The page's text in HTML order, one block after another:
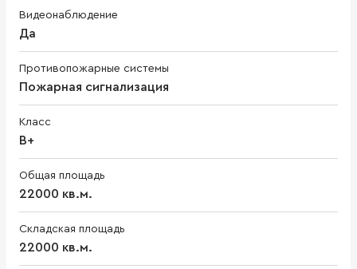
Видеонаблюдение
Да
Противопожарные системы
Пожарная сигнализация
Класс
B+
Общая площадь
22000 кв.м.
Складская площадь
22000 кв.м.